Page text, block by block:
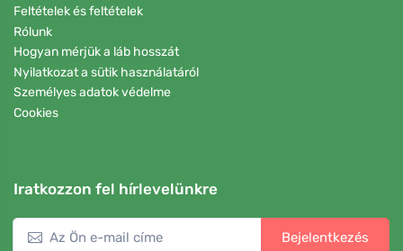
Feltételek és feltételek
Rólunk
Hogyan mérjük a láb hosszát
Nyilatkozat a sütik használatáról
Személyes adatok védelme
Cookies
Iratkozzon fel hírlevelünkre
Bejelentkezés